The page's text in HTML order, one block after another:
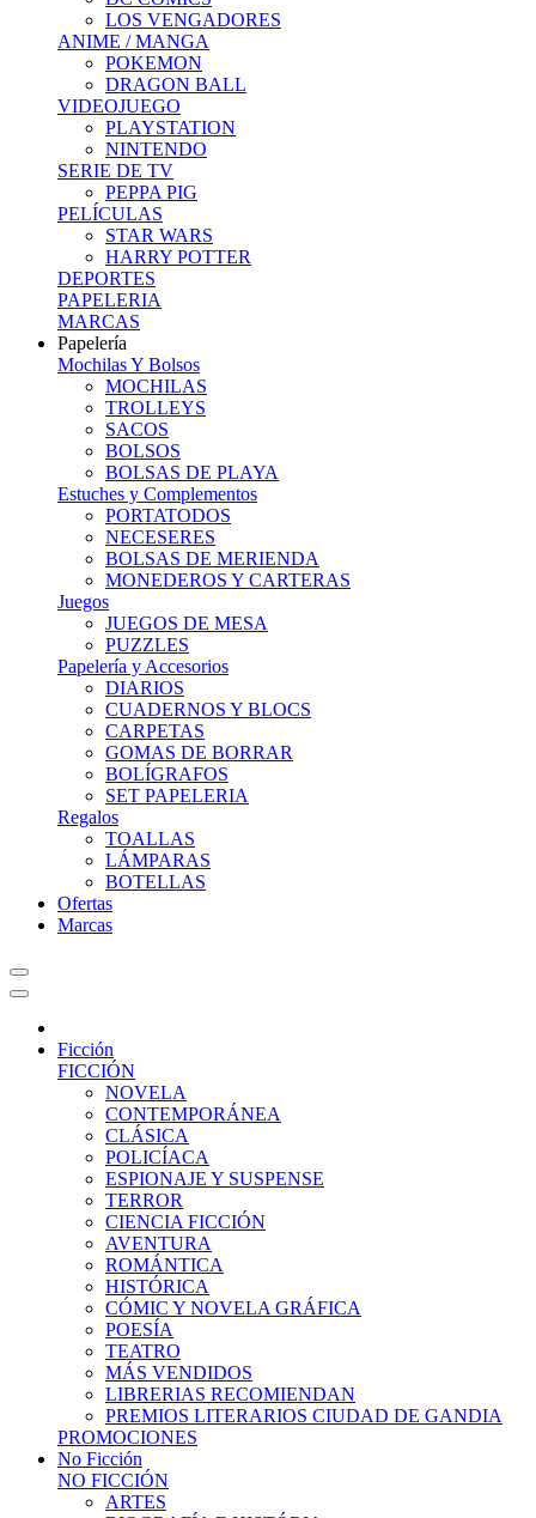
LOS VENGADORES
ANIME / MANGA
POKEMON
DRAGON BALL
VIDEOJUEGO
PLAYSTATION
NINTENDO
SERIE DE TV
PEPPA PIG
PELÍCULAS
STAR WARS
HARRY POTTER
DEPORTES
PAPELERIA
MARCAS
Papelería
Mochilas Y Bolsos
MOCHILAS
TROLLEYS
SACOS
BOLSOS
BOLSAS DE PLAYA
Estuches y Complementos
PORTATODOS
NECESERES
BOLSAS DE MERIENDA
MONEDEROS Y CARTERAS
Juegos
JUEGOS DE MESA
PUZZLES
Papelería y Accesorios
DIARIOS
CUADERNOS Y BLOCS
CARPETAS
GOMAS DE BORRAR
BOLÍGRAFOS
SET PAPELERIA
Regalos
TOALLAS
LÁMPARAS
BOTELLAS
Ofertas
Marcas
Ficción
FICCIÓN
NOVELA
CONTEMPORÁNEA
CLÁSICA
POLICÍACA
ESPIONAJE Y SUSPENSE
TERROR
CIENCIA FICCIÓN
AVENTURA
ROMÁNTICA
HISTÓRICA
CÓMIC Y NOVELA GRÁFICA
POESÍA
TEATRO
MÁS VENDIDOS
LIBRERIAS RECOMIENDAN
PREMIOS LITERARIOS CIUDAD DE GANDIA
PROMOCIONES
No Ficción
NO FICCIÓN
ARTES